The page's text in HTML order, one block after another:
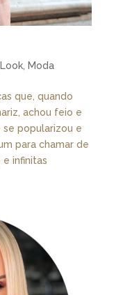
Look, Moda
que, quando
achou feio e
se popularizou e
para chamar de
infinitas